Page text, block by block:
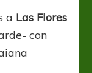
a Las Flores
con